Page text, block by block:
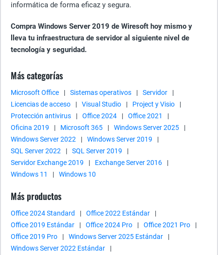
informática de forma eficaz y segura.
Compra Windows Server 2019 de Wiresoft hoy mismo y
lleva tu infraestructura de servidor al siguiente nivel de
tecnología y seguridad.
Más categorías
Microsoft Office | Sistemas operativos | Servidor
|
Licencias de acceso
| Visual Studio | Project y Visio
|
Protección antivirus
| Office 2024 | Office 2021
|
Oficina 2019
| Microsoft 365 | Windows Server 2025
|
Windows Server 2022
| Windows Server 2019
|
SQL Server 2022
| SQL Server 2019
|
Servidor Exchange 2019
| Exchange Server 2016
|
Windows 11
| Windows 10
Más productos
Office 2024 Standard | Office 2022 Estándar
|
Office 2019 Estándar
| Office 2024 Pro | Office 2021 Pro
|
Office 2019 Pro
| Windows Server 2025 Estándar
|
Windows Server 2022 Estándar
|